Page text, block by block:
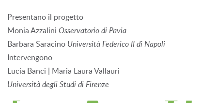
Presentano il progetto
Monia Azzalini Osservatorio di Pavia
Barbara Saracino Università Federico II di Napoli
Intervengono
Lucia Banci | Maria Laura Vallauri
Università degli Studi di Firenze